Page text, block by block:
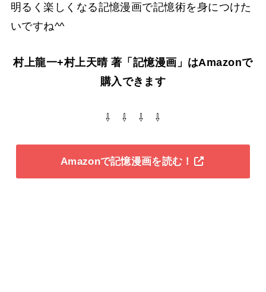
明るく楽しくなる記憶漫画で記憶術を身につけた
いですね^^
村上龍一+村上天晴 著「記憶漫画」はAmazonで
購入できます
⇩ ⇩ ⇩ ⇩
Amazonで記憶漫画を読む！